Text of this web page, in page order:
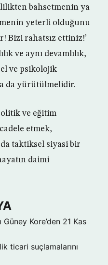
bahsetmenin ya
yeterli olduğunu
Bizi rahatsız ettiniz!’
ve aynı devamlılık,
ve psikolojik
da yürütülmelidir.
ve eğitim
etmek,
taktiksel siyasi bir
daimi
Güney Kore’den 21 Kas
ticari suçlamalarını